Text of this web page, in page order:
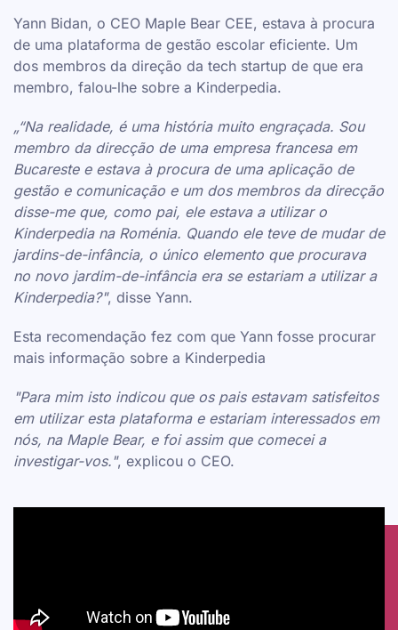
Yann Bidan, o CEO Maple Bear CEE, estava à procura
de uma plataforma de gestão escolar eficiente. Um
dos membros da direção da tech startup de que era
membro, falou-lhe sobre a Kinderpedia.
„“Na realidade, é uma história muito engraçada. Sou
membro da direcção de uma empresa francesa em
Bucareste e estava à procura de uma aplicação de
gestão e comunicação e um dos membros da direcção
disse-me que, como pai, ele estava a utilizar o
Kinderpedia na Roménia. Quando ele teve de mudar de
jardins-de-infância, o único elemento que procurava
no novo jardim-de-infância era se estariam a utilizar a
Kinderpedia?", disse Yann.
Esta recomendação fez com que Yann fosse procurar
mais informação sobre a Kinderpedia
"Para mim isto indicou que os pais estavam satisfeitos
em utilizar esta plataforma e estariam interessados em
nós, na Maple Bear, e foi assim que comecei a
investigar-vos.", explicou o CEO.